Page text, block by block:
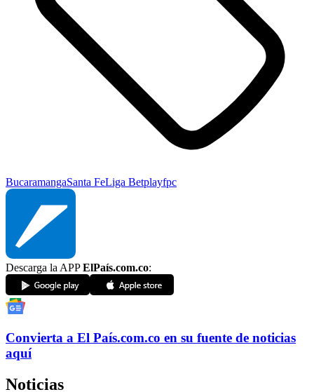
BucaramangaSanta FeLiga Betplayfpc
Descarga la APPElPaís.com.co:
Convierta a El País.com.co en su fuente de noticias
aquí
Noticias